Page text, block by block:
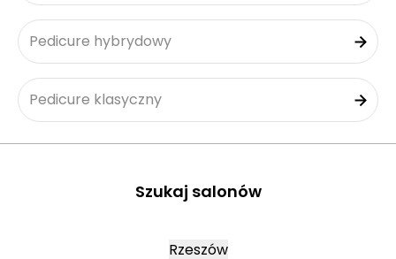
Pedicure hybrydowy
Pedicure klasyczny
Szukaj salonów
Rzeszów